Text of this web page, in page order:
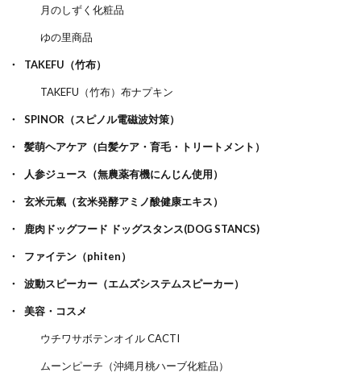
月のしずく化粧品
ゆの里商品
TAKEFU（竹布）
TAKEFU（竹布）布ナプキン
SPINOR（スピノル電磁波対策）
髪萌ヘアケア（白髪ケア・育毛・トリートメント）
人参ジュース（無農薬有機にんじん使用）
玄米元氣（玄米発酵アミノ酸健康エキス）
鹿肉ドッグフード ドッグスタンス(DOG STANCS)
ファイテン（phiten）
波動スピーカー（エムズシステムスピーカー）
美容・コスメ
ウチワサボテンオイル CACTI
ムーンピーチ（沖縄月桃ハーブ化粧品）